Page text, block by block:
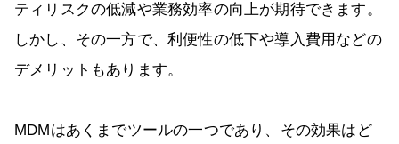
ティリスクの低減や業務効率の向上が期待できます。
しかし、その一方で、利便性の低下や導入費用などの
デメリットもあります。
MDMはあくまでツールの一つであり、その効果はど